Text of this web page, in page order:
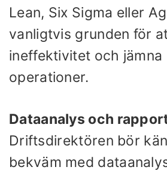
Lean, Six Sigma eller
vanligtvis grunden för
ineffektivitet och jämna
operationer.
Dataanalys och
Driftsdirektören bör
bekväm med